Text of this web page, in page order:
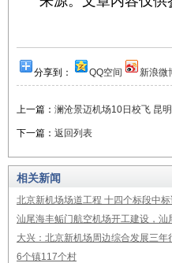
分享到： QQ空间 新浪微
上一篇： 澜沧景迈机场10日校飞 昆
下一篇： 返回列表
相关新闻
北京新机场场道工程 十四个标段中
汕尾海丰鲘门航空机场开工建设，汕
大兴：北京新机场周边综合发展三年
6个镇117个村